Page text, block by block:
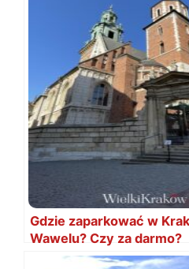
Gdzie zaparkować w
Wawelu? Czy za darmo?